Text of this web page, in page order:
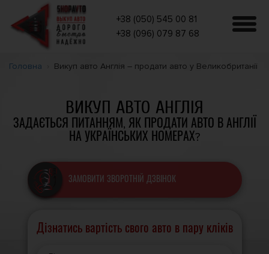
+38 (050) 545 00 81
+38 (096) 079 87 68
Головна Викуп авто Англія – продати авто у Великобританії
ВИКУП АВТО АНГЛІЯ
ЗАДАЄТЬСЯ ПИТАННЯМ, ЯК ПРОДАТИ АВТО В АНГЛІЇ
НА УКРАЇНСЬКИХ НОМЕРАХ?
ЗАМОВИТИ ЗВОРОТНІЙ ДЗВІНОК
Дізнатись вартість свого авто в пару кліків